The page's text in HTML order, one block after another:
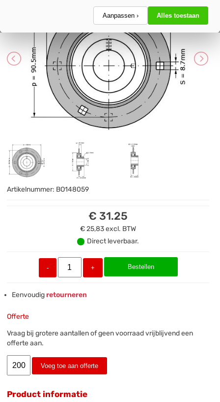
Aanpassen › Alles toestaan
Artikelnummer: BO148059
€ 31.25
€ 25,83excl. BTW
Direct leverbaar.
- + Bestellen
Eenvoudigretourneren
Offerte
Vraag bij grotere aantallen of geen voorraad vrijblijvend een
offerte aan.
Voeg toe aan offerte
Product informatie